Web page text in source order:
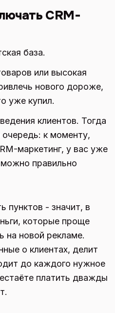
CRM-
база.
или высокая
нового дороже,
уже купил.
клиентов. Тогда
к моменту,
маркетинг, у вас уже
правильно
пунктов - значит, в
которые проще
на новой рекламе.
о клиентах, делит
до каждого нужное
платить дважды